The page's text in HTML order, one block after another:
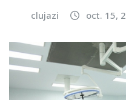
clujazi oct. 15,